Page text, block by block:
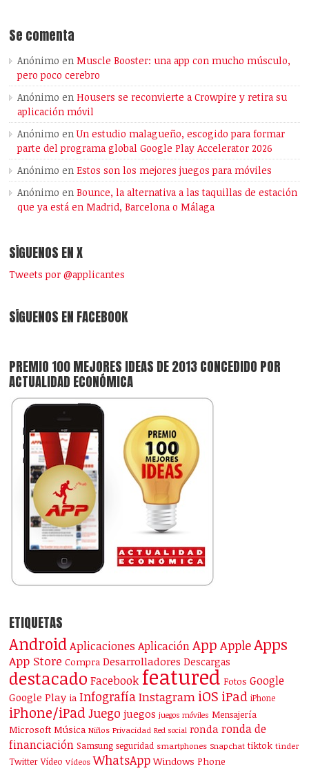
Se comenta
Anónimo enMuscle Booster: una app con mucho músculo,
pero poco cerebro
Anónimo enHousers se reconvierte a Crowpire y retira su
aplicación móvil
Anónimo enUn estudio malagueño, escogido para formar
parte del programa global Google Play Accelerator 2026
Anónimo enEstos son los mejores juegos para móviles
Anónimo enBounce, la alternativa a las taquillas de estación
que ya está en Madrid, Barcelona o Málaga
SÍGUENOS EN X
Tweets por @applicantes
SÍGUENOS EN FACEBOOK
PREMIO 100 MEJORES IDEAS DE 2013 CONCEDIDO POR
ACTUALIDAD ECONÓMICA
ETIQUETAS
Android Aplicaciones Aplicación App AppleApps
App Store Compra Desarrolladores Descargas
destacado Facebook featured Fotos Google
Google Play ia InfografíaInstagram iOS iPad iPhone
iPhone/iPad Juego juegos juegos móviles Mensajería
Microsoft Música Niños Privacidad Red social ronda ronda de
financiación Samsung seguridad smartphones Snapchat tiktok tinder
Twitter Vídeo Vídeos WhatsApp Windows Phone